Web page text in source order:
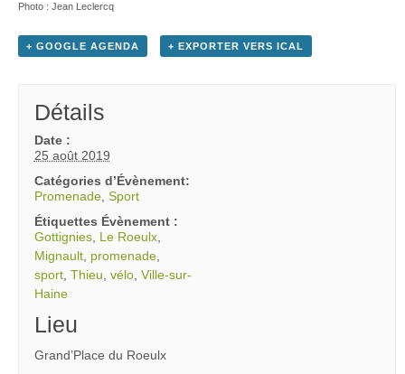
Photo : Jean Leclercq
+ GOOGLE AGENDA + EXPORTER VERS ICAL
Détails
Date :
25 août 2019
Catégories d’Évènement:
Promenade, Sport
Étiquettes Évènement :
Gottignies, Le Roeulx,
Mignault, promenade,
sport, Thieu vélo, Ville-sur-
Haine
Lieu
Grand’Place du Roeulx